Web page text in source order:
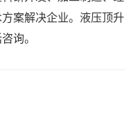
案解决企业。液压顶升
询。